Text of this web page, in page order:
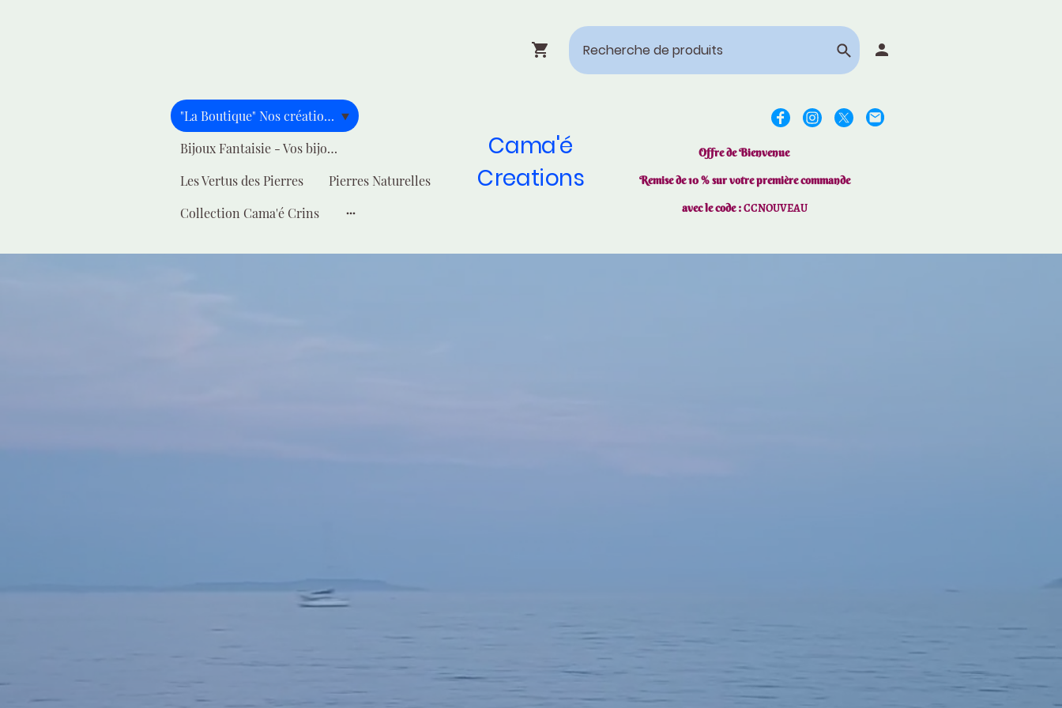
"La Boutique" Nos créations pour vous
Bijoux Fantaisie - Vos bijoux - Votre style
Les Vertus des Pierres
Pierres Naturelles
Collection Cama'é Crins
Cama'é
Creations
Offre de Bienvenue
Remise de 10 % sur votre première commande
avec le code :CCNOUVEAU